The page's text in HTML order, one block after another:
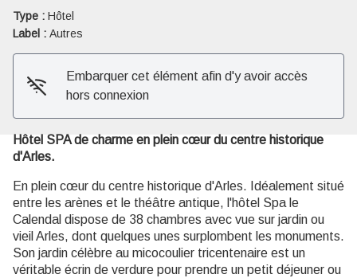
Type : Hôtel
Label : Autres
Embarquer cet élément afin d'y avoir accès
hors connexion
Hôtel SPA de charme en plein cœur du centre historique
d'Arles.
En plein cœur du centre historique d'Arles. Idéalement situé
entre les arènes et le théâtre antique, l'hôtel Spa le
Calendal dispose de 38 chambres avec vue sur jardin ou
vieil Arles, dont quelques unes surplombent les monuments.
Son jardin célèbre au micocoulier tricentenaire est un
véritable écrin de verdure pour prendre un petit déjeuner ou